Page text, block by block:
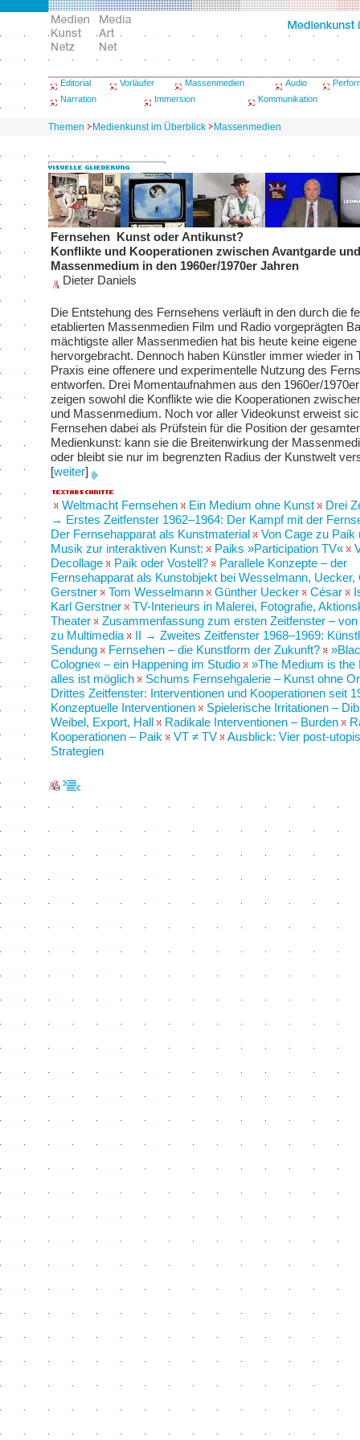
Editorial Vorläufer Massenmedien Audio
Narration
Immersion Kommunikation
Themen Medienkunst im Überblick Massenmedien
Fernsehen ­ Kunst oder Antikunst?
Konflikte und Kooperationen zwischen Avantgarde und
Massenmedium in den 1960er/1970er Jahren
Dieter Daniels
Die Entstehung des Fernsehens verläuft in den durch die
etablierten Massenmedien Film und Radio vorgeprägten
mächtigste aller Massenmedien hat bis heute keine
hervorgebracht. Dennoch haben Künstler immer wieder in
Praxis eine offenere und experimentelle Nutzung des
entworfen. Drei Momentaufnahmen aus den 1960er/
zeigen sowohl die Konflikte wie die Kooperationen
und Massenmedium. Noch vor aller Videokunst erweist
Fernsehen dabei als Prüfstein für die Position der
Medienkunst: kann sie die Breitenwirkung der
oder bleibt sie nur im begrenzten Radius der Kunstwelt
[weiter]
Weltmacht Fernsehen Ein Medium ohne Kunst
Drei
→ Erstes Zeitfenster 1962–1964: Der Kampf mit der
Der Fernsehapparat als Kunstmaterial
Von Cage zu Paik
Musik zur interaktiven Kunst:
Paiks »Participation TV«
Decollage
Paik oder Vostell?
Parallele Konzepte – der
Fernsehapparat als Kunstobjekt bei Wesselmann, Uecker,
Gerstner
Tom Wesselmann Günther Uecker César
Karl Gerstner
TV-Interieurs in Malerei, Fotografie,
Theater
Zusammenfassung zum ersten Zeitfenster –
zu Multimedia
II → Zweites Zeitfenster 1968–1969:
Sendung
Fernsehen – die Kunstform der Zukunft?
Cologne« – ein Happening im Studio
»The Medium is the
alles ist möglich
Schums Fernsehgalerie – Kunst ohne
Drittes Zeitfenster: Interventionen und Kooperationen seit
Konzeptuelle Interventionen
Spielerische Irritationen –
Weibel, Export, Hall
Radikale Interventionen – Burden
Kooperationen – Paik
VT ≠ TV
Ausblick: Vier post-
Strategien